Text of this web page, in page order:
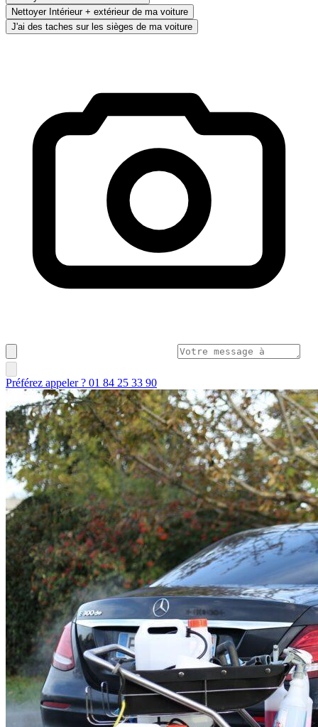
Nettoyer Intérieur + extérieur de ma voiture
J'ai des taches sur les sièges de ma voiture
Préférez appeler ? 01 84 25 33 90